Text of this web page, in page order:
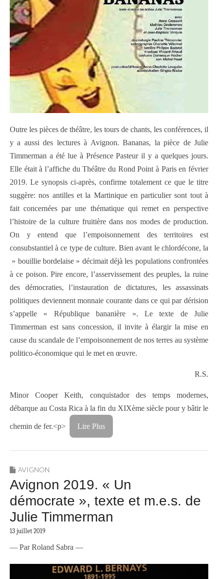
Outre les pièces de théâtre, les tours de chants, les conférences, il
y a aussi des lectures à Avignon. Bananas, la pièce de Julie
Timmerman a été lue à Présence Pasteur il y a quelques jours.
Elle était à l’affiche du Théâtre du Rond Point à Paris en février
2019. Le synopsis ci-après, confirme totalement ce que le titre
suggère: nos antilles et la Martinique en particulier sont tout à
fait concernées par une thématique qui remet en perspective
l’histoire de la culture fruitière dans nos modes de production.
On y entend que l’empoisonnement des territoires est
consubstantiel à ce type de culture. Bien avant le chlordécone, la
» bouillie bordelaise » décimait déjà les populations confrontées
à ce poison. Pire encore, l’asservissement des peuples, la ruine
des démocraties, l’instauration de dictatures, les assassinats
politiques deviennent monnaie courante dans ce qui par dérision
s’appelle « République bananière ». Le texte de Julie
Timmerman est sans concession, il invite à élargir la mise en
cause du scandale de l’empoisonnement de nos terres au système
politico-économique qui le met en œuvre.
R.S.
Minor Cooper Keith, conquistador des temps modernes,
débarque au Costa Rica à la fin du XIXème siècle pour y bâtir le
chemin de fer.<p> Lire Plus
AVIGNON
Avignon 2019. « Un
démocrate », texte et m.e.s. de
Julie Timmerman
13 juillet 2019
— Par Roland Sabra —